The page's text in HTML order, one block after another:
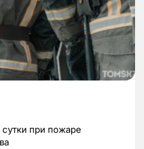
при пожаре